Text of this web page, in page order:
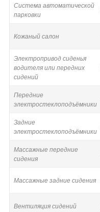
Система автоматической
парковки
Кожаный салон
Электропривод сиденья
водителя или передних
сидений
Передние
электростеклоподъёмники
Задние
электростеклоподъёмники
Массажные передние
сидения
Массажные задние сидения
Вентиляция сидений